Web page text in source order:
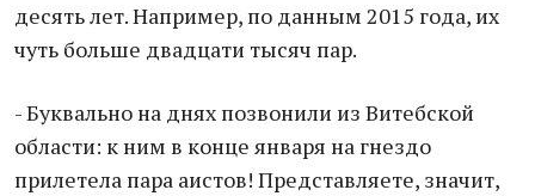
десять лет. Например, по данным 2015 года, их
чуть больше двадцати тысяч пар.
- Буквально на днях позвонили из Витебской
области: к ним в конце января на гнездо
прилетела пара аистов! Представляете, значит,